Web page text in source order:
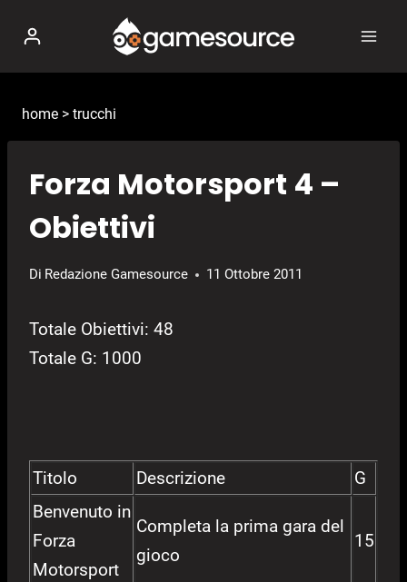
contenuto
home > trucchi
Forza Motorsport 4 –
Obiettivi
Di Redazione Gamesource 11 Ottobre 2011
Totale Obiettivi: 48
Totale G: 1000
Titolo Descrizione
G
Benvenuto in
Forza
Motorsport
Completa la prima gara del
gioco
15